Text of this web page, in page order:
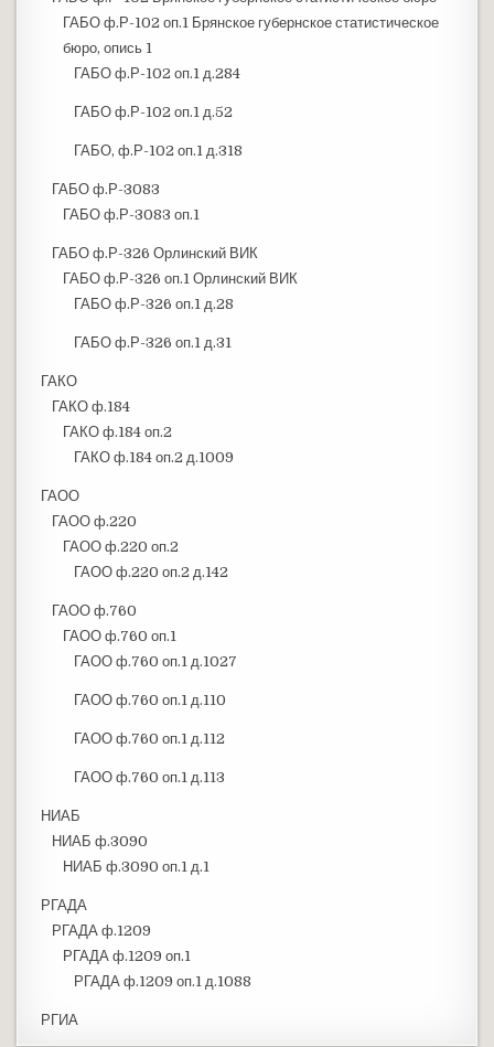
ГАБО ф.Р-102 оп.1 Брянское губернское статистическое
бюро, опись 1
ГАБО ф.Р-102 оп.1 д.284
ГАБО ф.Р-102 оп.1 д.52
ГАБО, ф.Р-102 оп.1 д.318
ГАБО ф.Р-3083
ГАБО ф.Р-3083 оп.1
ГАБО ф.Р-326 Орлинский ВИК
ГАБО ф.Р-326 оп.1 Орлинский ВИК
ГАБО ф.Р-326 оп.1 д.28
ГАБО ф.Р-326 оп.1 д.31
ГАКО
ГАКО ф.184
ГАКО ф.184 оп.2
ГАКО ф.184 оп.2 д.1009
ГАОО
ГАОО ф.220
ГАОО ф.220 оп.2
ГАОО ф.220 оп.2 д.142
ГАОО ф.760
ГАОО ф.760 оп.1
ГАОО ф.760 оп.1 д.1027
ГАОО ф.760 оп.1 д.110
ГАОО ф.760 оп.1 д.112
ГАОО ф.760 оп.1 д.113
НИАБ
НИАБ ф.3090
НИАБ ф.3090 оп.1 д.1
РГАДА
РГАДА ф.1209
РГАДА ф.1209 оп.1
РГАДА ф.1209 оп.1 д.1088
РГИА